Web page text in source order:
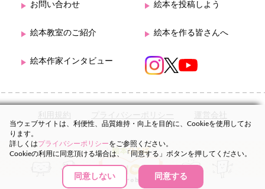
お問い合わせ 絵本を投稿しよう
絵本教室のご紹介 絵本を作る皆さんへ
絵本作家インタビュー
利用規約 プライバシーポリシー 運営会社
当ウェブサイトは、利便性、品質維持・向上を目的に、Cookieを使用してお
ります。
詳しくはプライバシーポリシーをご参照ください。
Cookieの利用に同意頂ける場合は、「同意する」ボタンを押してください。
同意しない 同意する